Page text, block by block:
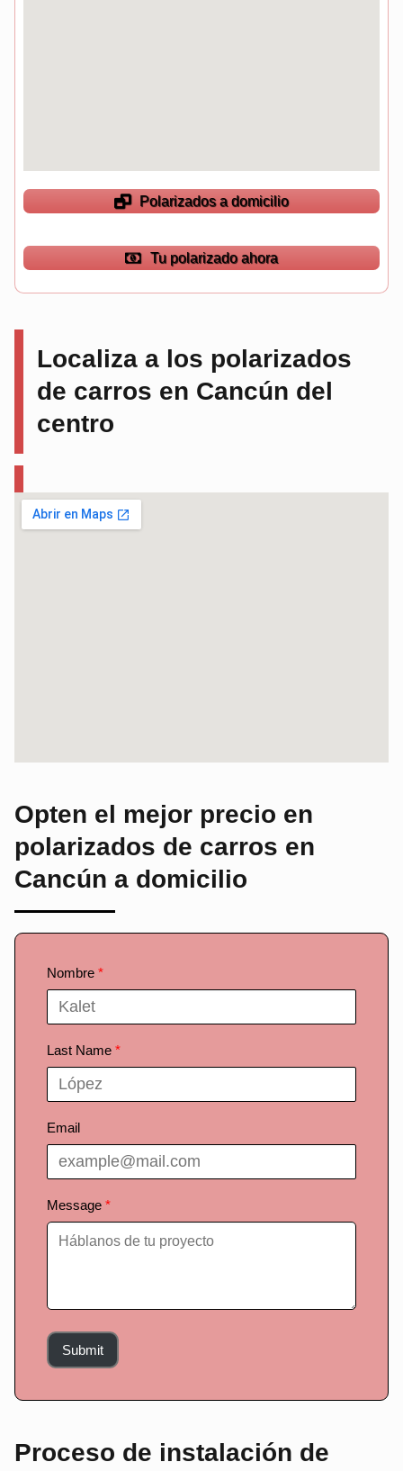
Polarizados a domicilio
Tu polarizado ahora
Localiza a los polarizados
de carros en Cancún del
centro
Opten el mejor precio en
polarizados de carros en
Cancún a domicilio
Nombre
Last Name
Email
Message
Submit
Proceso de instalación de